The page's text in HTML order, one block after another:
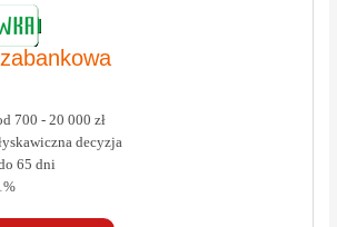
700 - 20 000 zł
decyzja
65 dni